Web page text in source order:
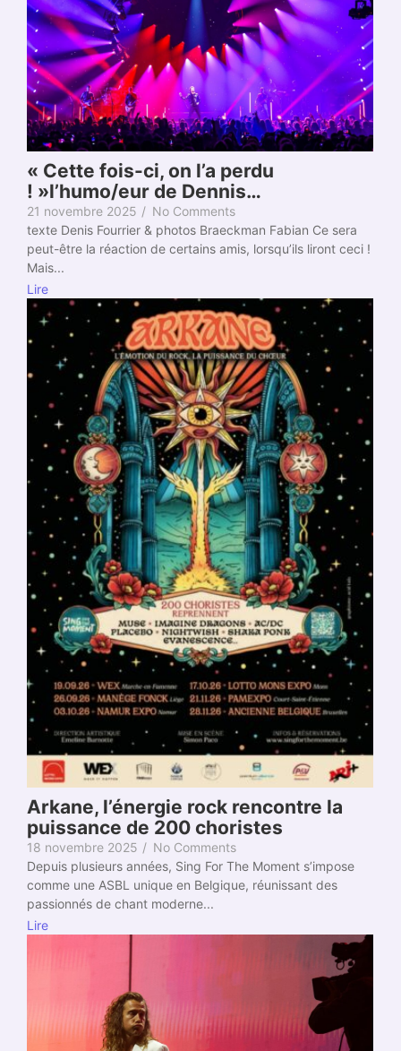
« Cette fois-ci, on l’a perdu
! »l’humo/eur de Dennis…
21 novembre 2025 / No Comments
texte Denis Fourrier & photos Braeckman Fabian Ce sera
peut-être la réaction de certains amis, lorsqu’ils liront ceci !
Mais...
Lire
Arkane, l’énergie rock rencontre la
puissance de 200 choristes
18 novembre 2025 / No Comments
Depuis plusieurs années, Sing For The Moment s’impose
comme une ASBL unique en Belgique, réunissant des
passionnés de chant moderne...
Lire